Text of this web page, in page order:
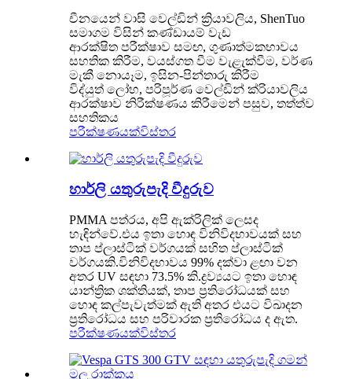
චීනයෙන් වාසි වෙල්ඩින් ක්‍රියාවලිය, ShenTuo
සමාගම විසින් කණ්ඩායම් වැඩ
ආරක්ෂිත පරීක්ෂාව සමඟ, ගුණාත්මකභාවය
සහතික කිරීම, වයස්ගත වීම වැළැක්වීම, වර්ණ
මැකී නොයෑම, ඉසින-පින්තාරු කිරීම
විද්යුත් ලෝහ, පරිපූර්ණ වෙල්ඩින් ක්රියාවලිය
ආරක්ෂාව නිරීක්ෂණය කිරීමෙන් පසුව, තත්ත්ව
සහතිකය
පරීක්ෂණයක්විස්තර
හාර්ලි යතුරුපැදි වීදුරුව
PMMA පත්රය, අපි ඇක්රිලික් ලෙසද
හැඳින්වේ.එය ඉතා හොඳ විනිවිදභාවයක් සහ
තාප ප්ලාස්ටික් වර්ගයක් සහිත ප්ලාස්ටික්
වර්ගයකි.විනිවිදභාවය 99% දක්වා ළඟා වන
අතර UV සඳහා 73.5% කි.ද්‍රව්‍යයට ඉතා හොඳ
යාන්ත්‍රික ශක්තියක්, තාප ප්‍රතිරෝධයක් සහ
හොඳ කල්පැවැත්මක් ඇති අතර එයට විඛාදන
ප්‍රතිරෝධය සහ පරිවාරක ප්‍රතිරෝධය ද ඇත.
පරීක්ෂණයක්විස්තර